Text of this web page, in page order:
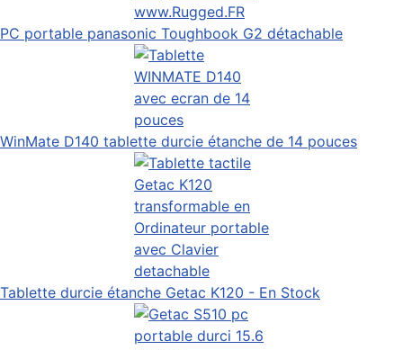
PC portable panasonic Toughbook G2 détachable
WinMate D140 tablette durcie étanche de 14 pouces
Tablette durcie étanche Getac K120 - En Stock